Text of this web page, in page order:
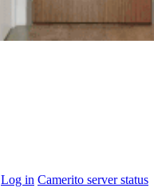
Log in Camerito server status